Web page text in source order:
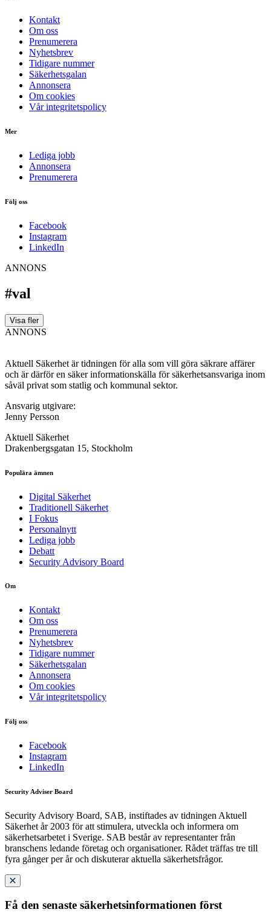
Kontakt
Om oss
Prenumerera
Nyhetsbrev
Tidigare nummer
Säkerhetsgalan
Annonsera
Om cookies
Vår integritetspolicy
Mer
Lediga jobb
Annonsera
Prenumerera
Följ oss
Facebook
Instagram
LinkedIn
ANNONS
#val
Visa fler
ANNONS
Aktuell Säkerhet är tidningen för alla som vill göra säkrare affärer
och är därför en säker informationskälla för säkerhets­ansvariga inom
såväl privat som statlig och kommunal sektor.
Ansvarig utgivare:
Jenny Persson
Aktuell Säkerhet
Drakenbergsgatan 15, Stockholm
Populära ämnen
Digital Säkerhet
Traditionell Säkerhet
I Fokus
Personalnytt
Lediga jobb
Debatt
Security Advisory Board
Om
Kontakt
Om oss
Prenumerera
Nyhetsbrev
Tidigare nummer
Säkerhetsgalan
Annonsera
Om cookies
Vår integritetspolicy
Följ oss
Facebook
Instagram
LinkedIn
Security Adviser Board
Security Advisory Board, SAB, instiftades av tidningen Aktuell
Säkerhet år 2003 för att stimulera, utveckla och informera om
säkerhetsarbetet i Sverige. SAB består av representanter från
branschens ledande företag och organisationer. Rådet träffas tre till
fyra gånger per år och diskuterar aktuella säkerhetsfrågor.
Få den senaste säkerhetsinformationen först